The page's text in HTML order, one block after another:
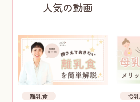
人気の動画
離乳食 授乳